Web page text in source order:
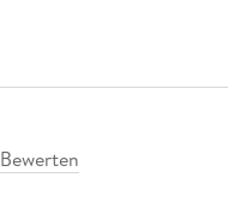
Bewerten